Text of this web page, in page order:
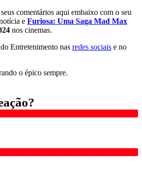
comentários aqui embaixo com o seu
e Furiosa: Uma Saga Mad Max
nos cinemas.
Entretenimento nas redes sociais e no
o épico sempre.